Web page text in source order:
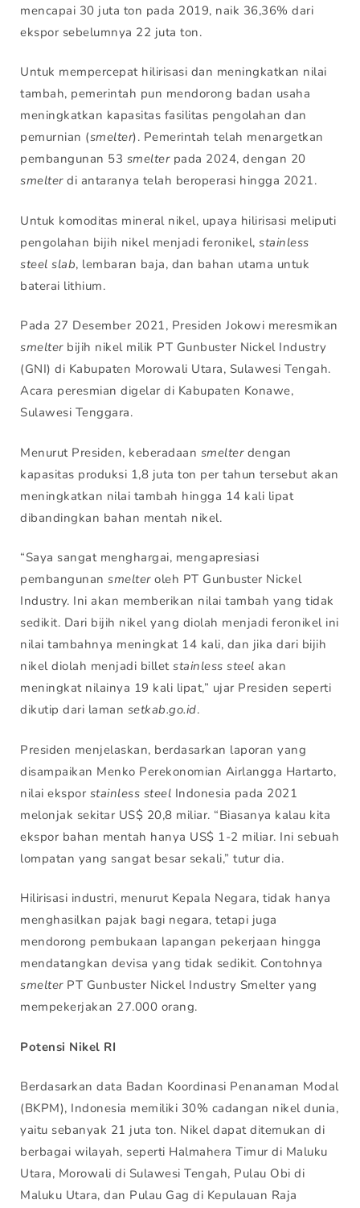
mencapai 30 juta ton pada 2019, naik 36,36% dari
ekspor sebelumnya 22 juta ton.
Untuk mempercepat hilirisasi dan meningkatkan nilai
tambah, pemerintah pun mendorong badan usaha
meningkatkan kapasitas fasilitas pengolahan dan
pemurnian (smelter). Pemerintah telah menargetkan
pembangunan 53 smelter pada 2024, dengan 20
smelterdi antaranya telah beroperasi hingga 2021.
Untuk komoditas mineral nikel, upaya hilirisasi meliputi
pengolahan bijih nikel menjadi feronikel, stainless
steel slab, lembaran baja, dan bahan utama untuk
baterai lithium.
Pada 27 Desember 2021, Presiden Jokowi meresmikan
smelterbijih nikel milik PT Gunbuster Nickel Industry
(GNI) di Kabupaten Morowali Utara, Sulawesi Tengah.
Acara peresmian digelar di Kabupaten Konawe,
Sulawesi Tenggara.
Menurut Presiden, keberadaan smelterdengan
kapasitas produksi 1,8 juta ton per tahun tersebut akan
meningkatkan nilai tambah hingga 14 kali lipat
dibandingkan bahan mentah nikel.
“Saya sangat menghargai, mengapresiasi
pembangunan smelteroleh PT Gunbuster Nickel
Industry. Ini akan memberikan nilai tambah yang tidak
sedikit. Dari bijih nikel yang diolah menjadi feronikel ini
nilai tambahnya meningkat 14 kali, dan jika dari bijih
nikel diolah menjadi billet stainless steel akan
meningkat nilainya 19 kali lipat,” ujar Presiden seperti
dikutip dari laman setkab.go.id.
Presiden menjelaskan, berdasarkan laporan yang
disampaikan Menko Perekonomian Airlangga Hartarto,
nilai ekspor stainless steel Indonesia pada 2021
melonjak sekitar US$ 20,8 miliar. “Biasanya kalau kita
ekspor bahan mentah hanya US$ 1-2 miliar. Ini sebuah
lompatan yang sangat besar sekali,” tutur dia.
Hilirisasi industri, menurut Kepala Negara, tidak hanya
menghasilkan pajak bagi negara, tetapi juga
mendorong pembukaan lapangan pekerjaan hingga
mendatangkan devisa yang tidak sedikit. Contohnya
smelterPT Gunbuster Nickel Industry Smelter yang
mempekerjakan 27.000 orang.
Potensi Nikel RI
Berdasarkan data Badan Koordinasi Penanaman Modal
(BKPM), Indonesia memiliki 30% cadangan nikel dunia,
yaitu sebanyak 21 juta ton. Nikel dapat ditemukan di
berbagai wilayah, seperti Halmahera Timur di Maluku
Utara, Morowali di Sulawesi Tengah, Pulau Obi di
Maluku Utara, dan Pulau Gag di Kepulauan Raja